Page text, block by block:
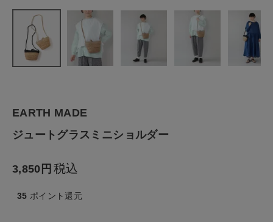
CATEGORY
ナチュラル服
生活雑貨
EARTH MADE
ジュートグラスミニショルダー
3,850 税込
35 ポイント還元